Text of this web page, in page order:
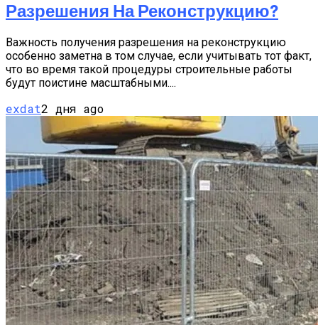
Разрешения На Реконструкцию?
Важность получения разрешения на реконструкцию
особенно заметна в том случае, если учитывать тот факт,
что во время такой процедуры строительные работы
будут поистине масштабными....
exdat2 дня ago